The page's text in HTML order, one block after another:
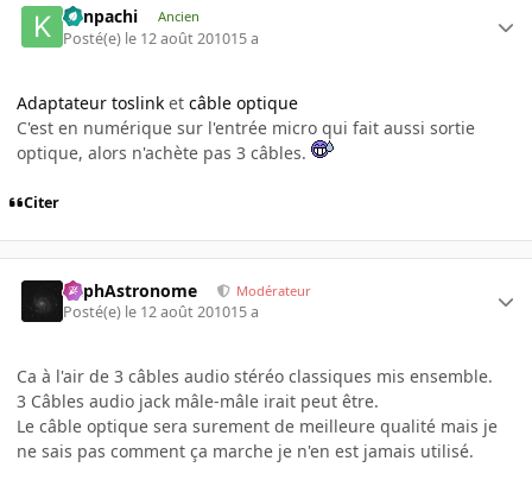
Kenpachi Ancien
Posté(e) le 12 août 201015 a
Adaptateur toslink et câble optique
C'est en numérique sur l'entrée micro qui fait aussi sortie
optique, alors n'achète pas 3 câbles.
Citer
RaphAstronome Modérateur
Posté(e) le 12 août 201015 a
Ca à l'air de 3 câbles audio stéréo classiques mis ensemble.
3 Câbles audio jack mâle-mâle irait peut être.
Le câble optique sera surement de meilleure qualité mais je
ne sais pas comment ça marche je n'en est jamais utilisé.